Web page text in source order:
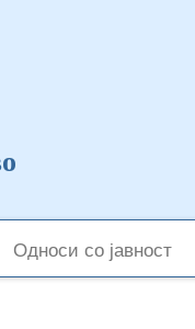
Односи со јавност